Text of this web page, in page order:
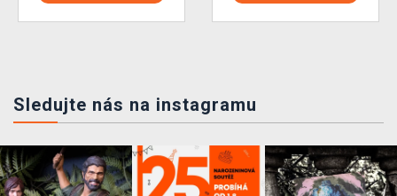
Sledujte nás na instagramu